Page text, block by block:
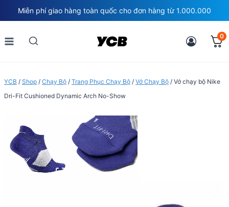
to
content
Miễn phí giao hàng toàn quốc cho đơn hàng từ 1.000.000
0
YCB / Shop / Chạy Bộ / Trang Phục Chạy Bộ / Vớ Chạy Bộ / Vớ chạy bộ Nike
Dri-Fit Cushioned Dynamic Arch No-Show